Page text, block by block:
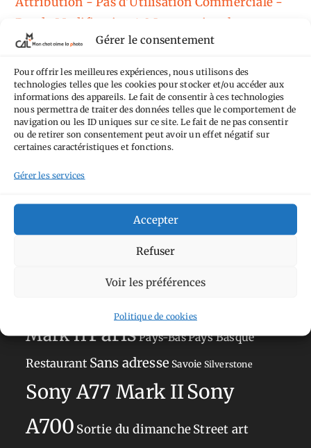
Gérer le consentement
Pour offrir les meilleures expériences, nous utilisons des
technologies telles que les cookies pour stocker et/ou accéder aux
informations des appareils. Le fait de consentir à ces technologies
nous permettra de traiter des données telles que le comportement de
navigation ou les ID uniques sur ce site. Le fait de ne pas consentir
ou de retirer son consentement peut avoir un effet négatif sur
certaines caractéristiques et fonctions.
Gérer les services
Accepter
Refuser
Voir les préférences
Politique de cookies
Pas de Modification 4.0 International
Fondé(e) sur une œuvre dehttps://mcalp.fr
Tags
AilleursAimez-vous bordel
DanemarkEspagne
Hébergement
La DéfenseNormandie
Mark IIParisPays-BasPays Basque
Restaurant Sans adresse Savoie Silverstone
Sony A77 Mark IISony
A700 Sortie du dimancheStreet art